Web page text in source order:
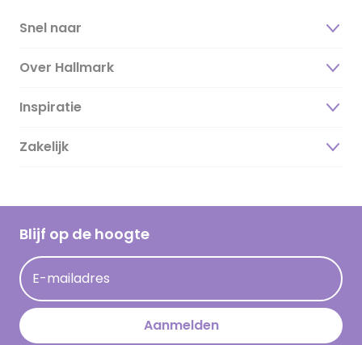
Snel naar
Over Hallmark
Over ons
Duurzaamheid
Hallmark Kaartclub
Acties
Persberichten
Hallmark en Kinderpostzegels
Inspiratie
Magazine
Cadeau inspiratie
Kaartinspiratie
Zakelijk
Blijf op de hoogte
E-mailadres
Aanmelden